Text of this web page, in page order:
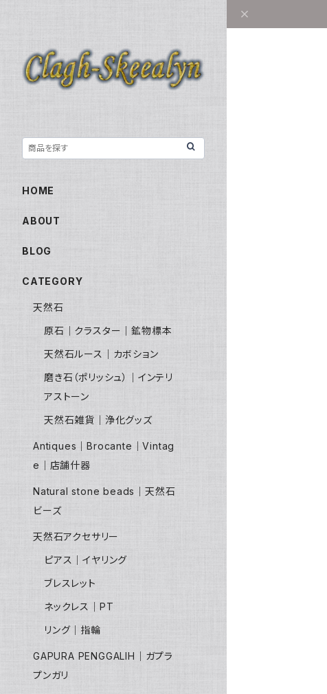
HOME
ABOUT
BLOG
CATEGORY
天然石
原石｜クラスター｜鉱物標本
天然石ルース｜カボション
磨き石（ポリッシュ）｜インテリ
アストーン
天然石雑貨｜浄化グッズ
Antiques｜Brocante｜Vintag
e｜店舗什器
Natural stone beads｜天然石
ビーズ
天然石アクセサリー
ピアス｜イヤリング
ブレスレット
ネックレス｜PT
リング｜指輪
GAPURA PENGGALIH｜ガプラ
プンガリ